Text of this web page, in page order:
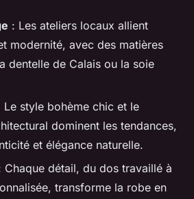
: Les ateliers locaux allient
modernité, avec des matières
dentelle de Calais ou la soie
Le style bohème chic et le
dominent les tendances,
et élégance naturelle.
Chaque détail, du dos travaillé à
transforme la robe en